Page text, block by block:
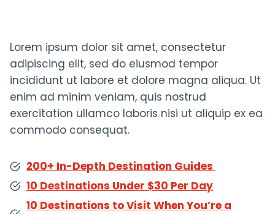
Lorem ipsum dolor sit amet, consectetur
adipiscing elit, sed do eiusmod tempor
incididunt ut labore et dolore magna aliqua. Ut
enim ad minim veniam, quis nostrud
exercitation ullamco laboris nisi ut aliquip ex ea
commodo consequat.
200+ In-Depth Destination Guides
10 Destinations Under $30 Per Day
10 Destinations to Visit When You’re a